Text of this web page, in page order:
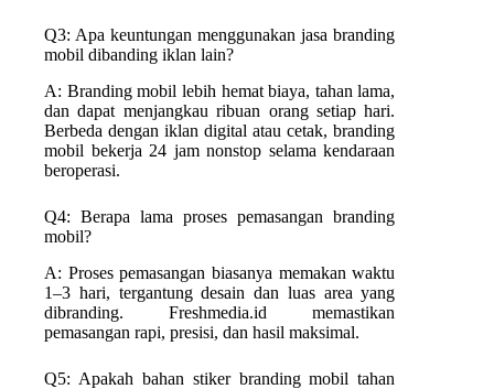
Q3: Apa keuntungan menggunakan jasa branding
mobil dibanding iklan lain?
A: Branding mobil lebih hemat biaya, tahan lama,
dan dapat menjangkau ribuan orang setiap hari.
Berbeda dengan iklan digital atau cetak, branding
mobil bekerja 24 jam nonstop selama kendaraan
beroperasi.
Q4: Berapa lama proses pemasangan branding
mobil?
A: Proses pemasangan biasanya memakan waktu
1–3 hari, tergantung desain dan luas area yang
dibranding. Freshmedia.id memastikan
pemasangan rapi, presisi, dan hasil maksimal.
Q5: Apakah bahan stiker branding mobil tahan